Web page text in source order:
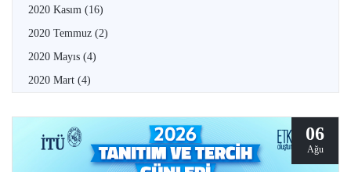
2020 Kasım (16)
2020 Temmuz (2)
2020 Mayıs (4)
2020 Mart (4)
06
Ağu